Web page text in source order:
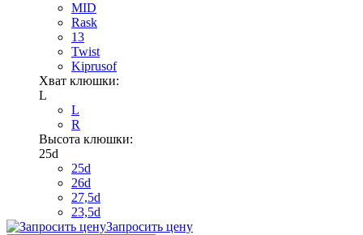
MID
Rask
13
Twist
Kiprusof
Хват клюшки:
L
L
R
Высота клюшки:
25d
25d
26d
27,5d
23,5d
Запросить цену